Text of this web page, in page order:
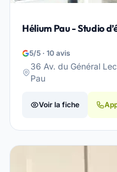
Hélium Pau - Studio
5/5 · 10 avis
36 Av. du Général
Pau
Voir la fiche